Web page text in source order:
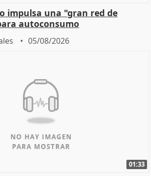
impulsa una "gran red de
autoconsumo
05/08/2026
01:33